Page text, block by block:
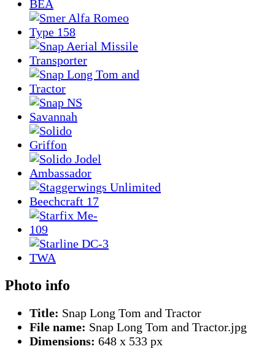
Photo info
Title: Snap Long Tom and Tractor
File name: Snap Long Tom and Tractor.jpg
Dimensions: 648 x 533 px